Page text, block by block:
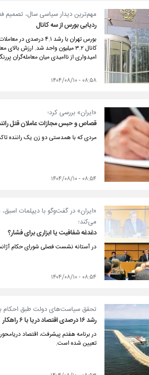
مهم‌ترین دیدار سیاسی سال، تصمیم
ردیابی بورس از سه کانال
بورس تهران با رشد
کانال ۳.۲ میلیون واحد شد.
امیدواری از ناامیدی میان معامله‌گران
۰۸:۵۸ - ۱۴۰۴/۰۸/۱۰
«ایران» بررسی کرد؛
قصاص و حبس مجازات عاملان قتل
مردی که با همدستی دو زن یک راننده
۰۸:۵۴ - ۱۴۰۴/۰۸/۱۰
«ایران» در گفت‌و‌گو با دیپلمات
می‌کند؛
دغدغه شفافیت یا ابزاری برای فشار؟
در آستانه نشست فصلی شورای حکام
۰۸:۵۴ - ۱۴۰۴/۰۸/۱۰
تحقق سیاست‌های دولت طبق احکام
رشد ۱۶ درصدی اقتصاد دریا با ۶ راهکار
در برنامه هفتم پیشرفت، اقتصاد
تعیین شده است.